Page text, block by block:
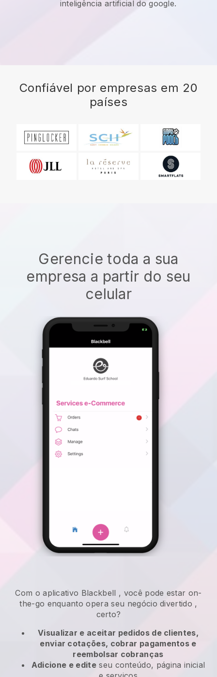
inteligência artificial do google.
Confiável por empresas em 20
países
Gerencie toda a sua
empresa a partir do seu
celular
Com o aplicativo Blackbell , você pode estar on-
the-go enquanto opera seu negócio divertido ,
certo?
Visualizar e aceitar pedidos de clientes,
enviar cotações, cobrar pagamentos e
reembolsar cobranças
Adicione e editeseu conteúdo, página inicial